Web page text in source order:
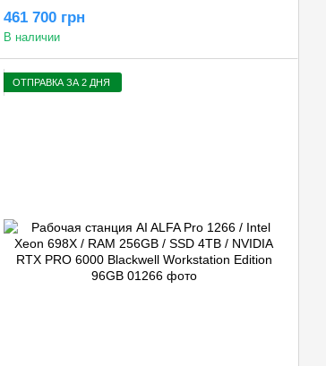
461 700 грн
В наличии
ОТПРАВКА ЗА 2 ДНЯ